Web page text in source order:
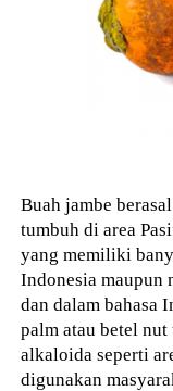
Buah jambe
tumbuh di area
yang memiliki
Indonesia maupun
dan dalam bahasa
palm atau betel nut
alkaloida seperti
digunakan